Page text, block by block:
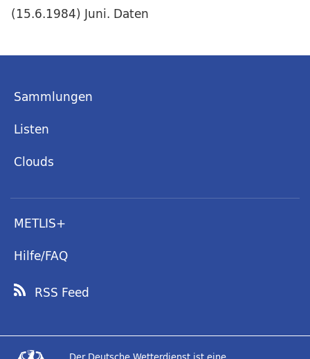
(15.6.1984) Juni. Daten
Sammlungen
Listen
Clouds
METLIS+
Hilfe/FAQ
RSS Feed